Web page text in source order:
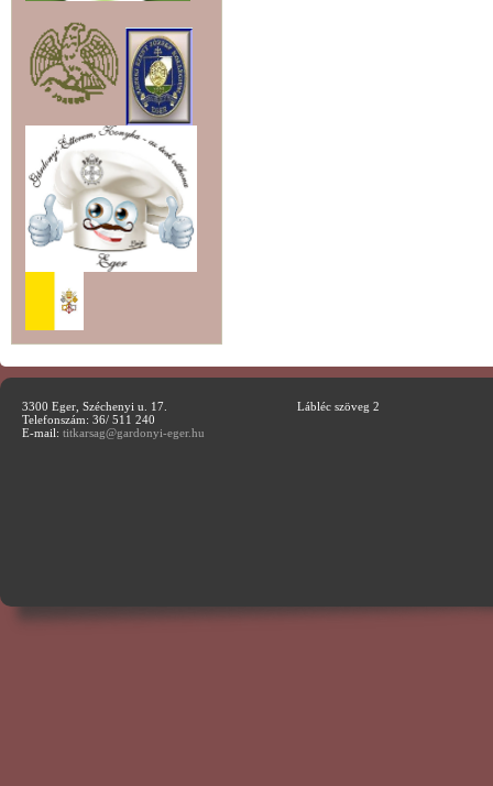
3300 Eger, Széchenyi u. 17.
Telefonszám: 36/ 511 240
E-mail: titkarsag@gardonyi-eger.hu
Lábléc szöveg 2